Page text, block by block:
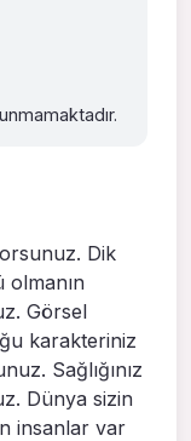
Dik
Görsel
karakteriniz
Sağlığınız
Dünya sizin
insanlar var